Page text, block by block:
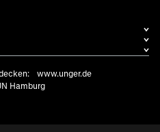
www.unger.de
Hamburg